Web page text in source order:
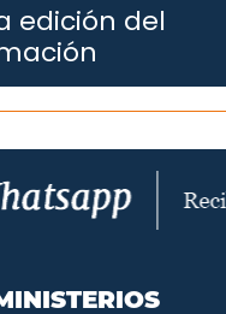
edición del